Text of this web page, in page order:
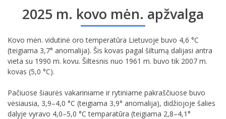
Padidinti šriftą
Šviesus kontrastas
brightness_low
Tamsus kontrastas
Grąžinti
pradinę
būseną
cached
2025 m. kovo mėn. apžvalga
Kovo mėn. vidutinė oro temperatūra Lietuvoje buvo 4,6 °C
(teigiama 3,7° anomalija). Šis kovas pagal šiltumą dalijasi antra
vieta su 1990 m. kovu. Šiltesnis nuo 1961 m. buvo tik 2007 m.
kovas (5,0 °C).
Pačiuose šiaurės vakariniame ir rytiniame pakraščiuose buvo
vėsiausia, 3,9–4,0 °C (teigiama 3,9° anomalija), didžiojoje šalies
dalyje vyravo 4,0–5,0 °C temparatūra (teigiama 2,8–4,1°